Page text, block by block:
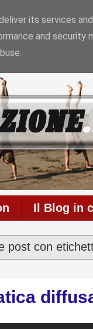
Il blog è in onda
Il Blog in
post con
its services
and